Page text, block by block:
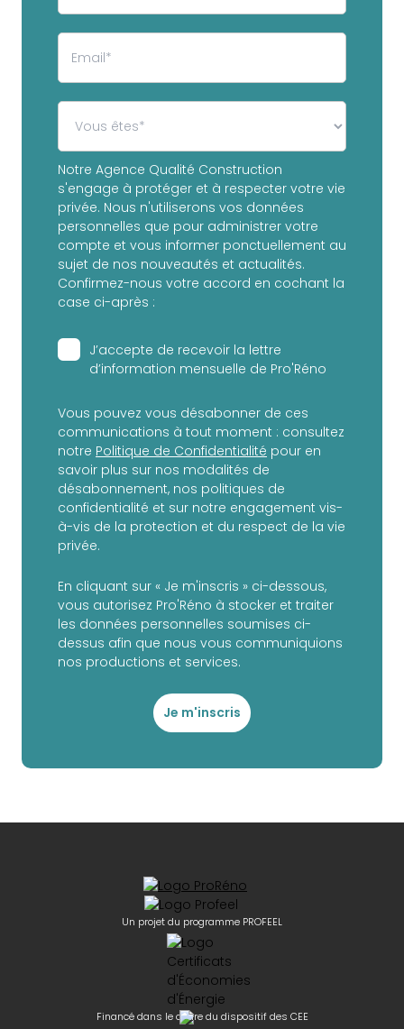
Notre Agence Qualité Construction
s'engage à protéger et à respecter votre vie
privée. Nous n'utiliserons vos données
personnelles que pour administrer votre
compte et vous informer ponctuellement au
sujet de nos nouveautés et actualités.
Confirmez-nous votre accord en cochant la
case ci-après :
J’accepte de recevoir la lettre
d’information mensuelle de Pro'Réno
Vous pouvez vous désabonner de ces
communications à tout moment : consultez
notre Politique de Confidentialité pour en
savoir plus sur nos modalités de
désabonnement, nos politiques de
confidentialité et sur notre engagement vis-
à-vis de la protection et du respect de la vie
privée.
En cliquant sur « Je m'inscris » ci-dessous,
vous autorisez Pro'Réno à stocker et traiter
les données personnelles soumises ci-
dessus afin que nous vous communiquions
nos productions et services.
Je m'inscris
Un projet du programme PROFEEL
Financé dans le cadre du dispositif des CEE